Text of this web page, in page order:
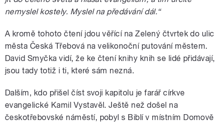
nemyslel kostely. Myslel na předávání dál.“
A kromě tohoto čtení jdou věřící na Zelený čtvrtek do ulic
města Česká Třebová na velikonoční putování městem.
David Smyčka vidí, že ke čtení knihy knih se lidé přidávají,
jsou tady totiž i ti, které sám nezná.
Dalším, kdo přišel číst svoji kapitolu je farář církve
evangelické Kamil Vystavěl. Ještě než došel na
českotřebovské náměstí, pobyl s Biblí v místním Domově